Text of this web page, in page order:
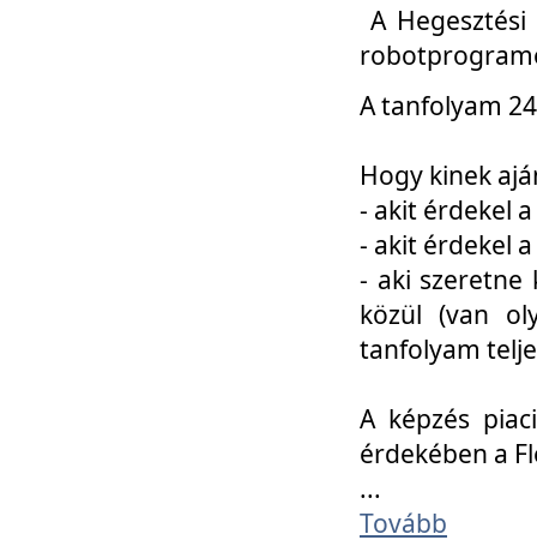
A
A tanfolyam
Hogy kinek
- akit érdekel
- akit érdekel
- aki szeretne
közül (van
tanfolyam
A képzés
érdekében a
...
Tovább